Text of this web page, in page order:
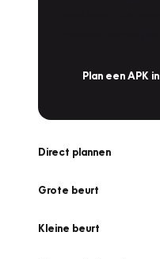
Plan een APK in
Direct plannen
Grote beurt
Kleine beurt